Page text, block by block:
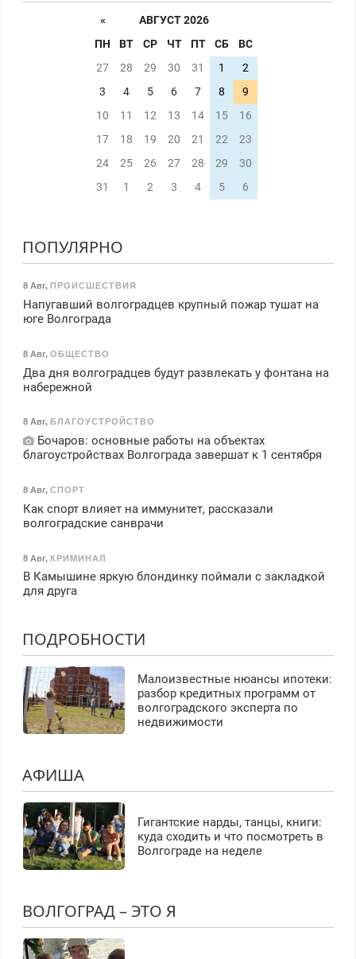
«
АВГУСТ 2026
ПН
ВТ СР ЧТ ПТ СБ
ВС
27
28 29 30 31 1
2
3
4 5 6 7 8
9
10
11 12 13 14 15
16
17
18 19 20 21 22
23
24
25 26 27 28 29
30
31
1 2 3 4 5 6
ПОПУЛЯРНО
8 Авг, ПРОИСШЕСТВИЯ
Напугавший волгоградцев крупный пожар тушат на
юге Волгограда
8 Авг, ОБЩЕСТВО
Два дня волгоградцев будут развлекать у фонтана на
набережной
8 Авг, БЛАГОУСТРОЙСТВО
Бочаров: основные работы на объектах
благоустройствах Волгограда завершат к 1 сентября
8 Авг, СПОРТ
Как спорт влияет на иммунитет, рассказали
волгоградские санврачи
8 Авг, КРИМИНАЛ
В Камышине яркую блондинку поймали с закладкой
для друга
ПОДРОБНОСТИ
Малоизвестные нюансы ипотеки:
разбор кредитных программ от
волгоградского эксперта по
недвижимости
АФИША
Гигантские нарды, танцы, книги:
куда сходить и что посмотреть в
Волгограде на неделе
ВОЛГОГРАД – ЭТО Я